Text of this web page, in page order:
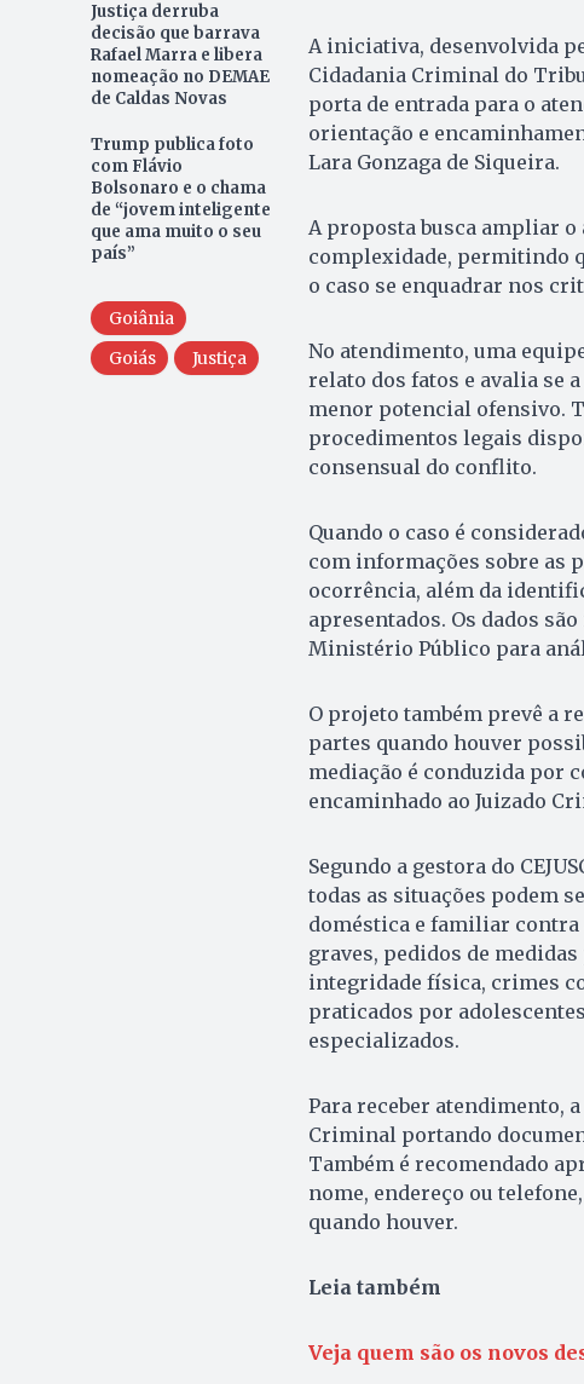
Justiça derruba
decisão que barrava
Rafael Marra e libera
nomeação no DEMAE
de Caldas Novas
Trump publica foto
com Flávio
Bolsonaro e o chama
de “jovem inteligente
que ama muito o seu
país”
Goiânia
Goiás
Justiça
A iniciativa, desenvolvida
Cidadania Criminal do
porta de entrada para o
orientação e
Lara Gonzaga de Siqueira.
A proposta busca ampliar o
complexidade, permitindo
o caso se enquadrar nos
No atendimento, uma
relato dos fatos e avalia se
menor potencial ofensivo.
procedimentos legais
consensual do conflito.
Quando o caso é
com informações sobre as
ocorrência, além da
apresentados. Os dados
Ministério Público para
O projeto também prevê a
partes quando houver
mediação é conduzida por
encaminhado ao Juizado
Segundo a gestora do
todas as situações podem
doméstica e familiar
graves, pedidos de
integridade física, crimes
praticados por
especializados.
Para receber atendimento,
Criminal portando
Também é recomendado
nome, endereço ou
quando houver.
Leia também
Veja quem são os novos